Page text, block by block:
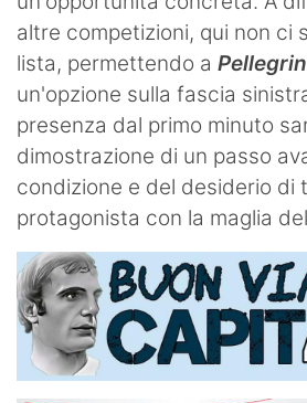
altre competizioni, qui non ci
lista, permettendo a
un'opzione sulla fascia
presenza dal primo minuto
dimostrazione di un passo
condizione e del desiderio di
protagonista con la maglia